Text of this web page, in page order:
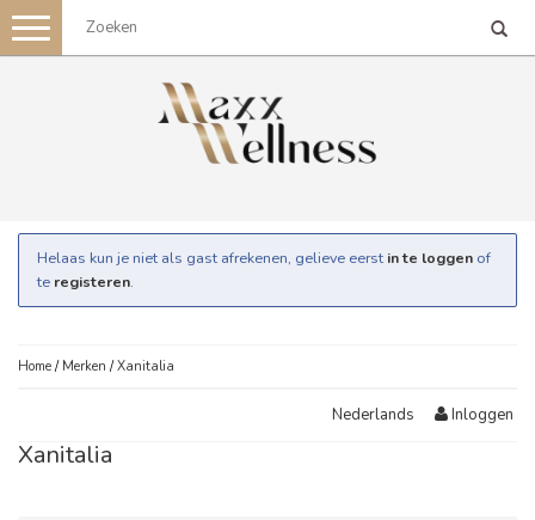
Toggle
navigation
Helaas kun je niet als gast afrekenen, gelieve eerst in te loggen of
te registeren.
Home / Merken /Xanitalia
Nederlands Inloggen
Xanitalia